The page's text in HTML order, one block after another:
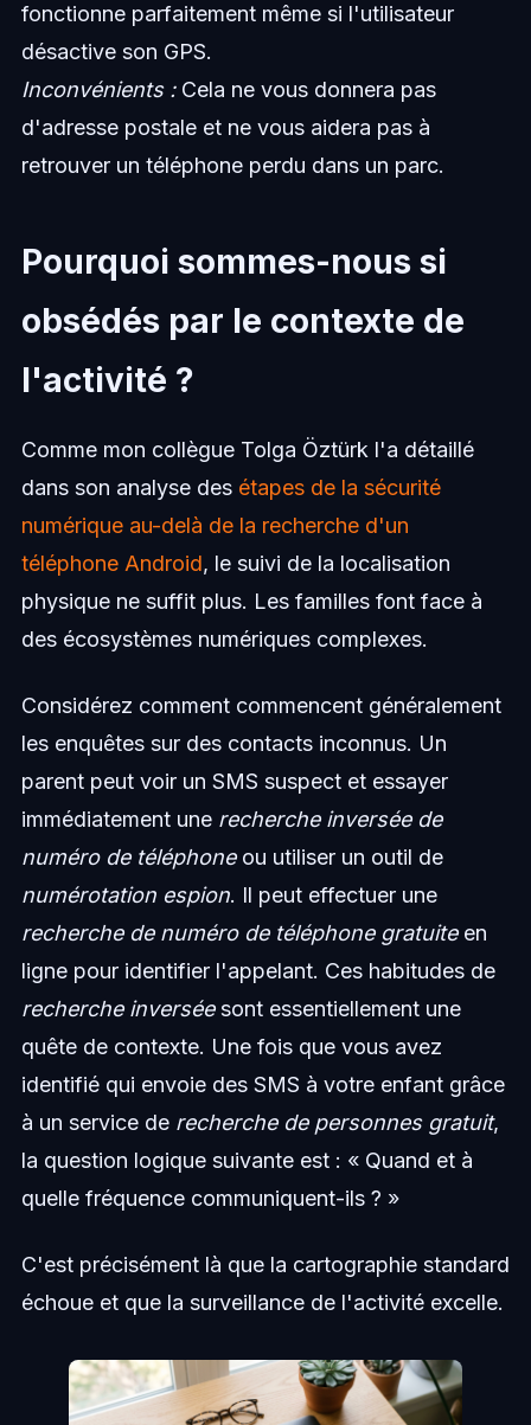
fonctionne parfaitement même si l'utilisateur
désactive son GPS.
Inconvénients :Cela ne vous donnera pas
d'adresse postale et ne vous aidera pas à
retrouver un téléphone perdu dans un parc.
Pourquoi sommes-nous si
obsédés par le contexte de
l'activité ?
Comme mon collègue Tolga Öztürk l'a détaillé
dans son analyse des étapes de la sécurité
numérique au-delà de la recherche d'un
téléphone Android, le suivi de la localisation
physique ne suffit plus. Les familles font face à
des écosystèmes numériques complexes.
Considérez comment commencent généralement
les enquêtes sur des contacts inconnus. Un
parent peut voir un SMS suspect et essayer
immédiatement une recherche inversée de
numéro de téléphoneou utiliser un outil de
numérotation espion. Il peut effectuer une
recherche de numéro de téléphone gratuiteen
ligne pour identifier l'appelant. Ces habitudes de
recherche inverséesont essentiellement une
quête de contexte. Une fois que vous avez
identifié qui envoie des SMS à votre enfant grâce
à un service de recherche de personnes gratuit,
la question logique suivante est : « Quand et à
quelle fréquence communiquent-ils ? »
C'est précisément là que la cartographie standard
échoue et que la surveillance de l'activité excelle.